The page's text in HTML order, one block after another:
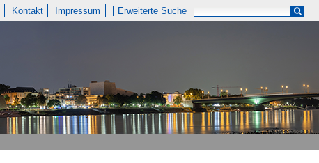
Kontakt Impressum Erweiterte Suche